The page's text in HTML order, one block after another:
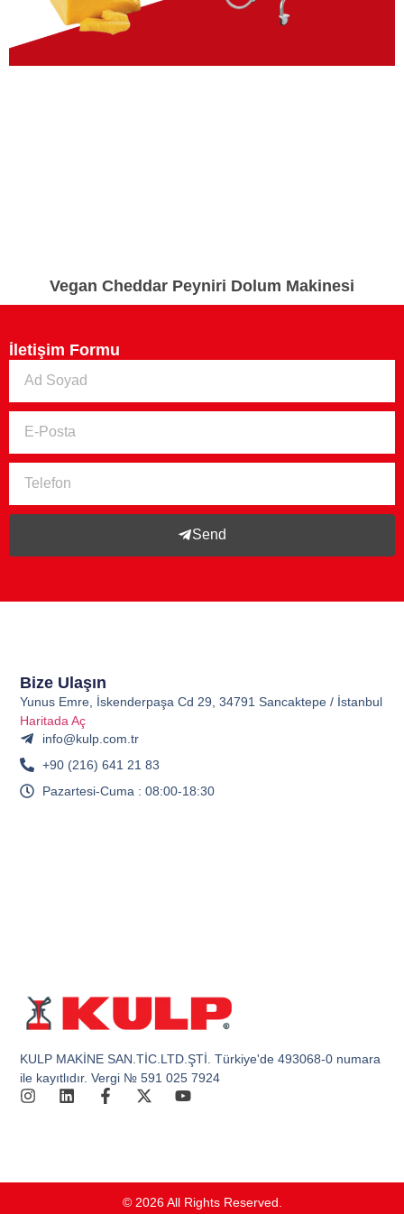
Vegan Cheddar Peyniri Dolum Makinesi
İletişim Formu
Send
KULP MAKİNE SAN.TİC.LTD.ŞTİ. Türkiye'de 493068-0 numara
ile kayıtlıdır. Vergi № 591 025 7924
Bize Ulaşın
Yunus Emre, İskenderpaşa Cd 29, 34791 Sancaktepe / İstanbul
Haritada Aç
info@kulp.com.tr
+90 (216) 641 21 83
Pazartesi-Cuma : 08:00-18:30
© 2026 All Rights Reserved.